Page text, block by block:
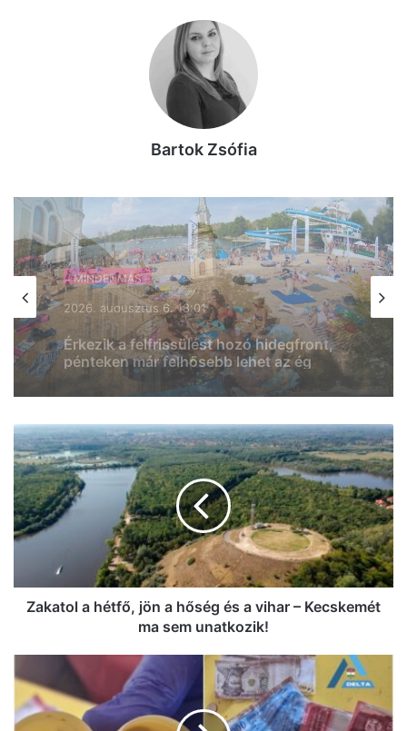
Bartok Zsófia
MINDENMÁS
2026, augusztus 6. 17:48
Enyhül a hőség Kecskeméten –
szombattól már csak másodfokú lesz a
hőségriasztás
Zakatol
a
hétfő,
jön
a
hőség
és
vihar
unatkozik!
Zakatol a hétfő, jön a hőség és a vihar – Kecskemét
ma sem unatkozik!
Otthonából
árulta
drogot